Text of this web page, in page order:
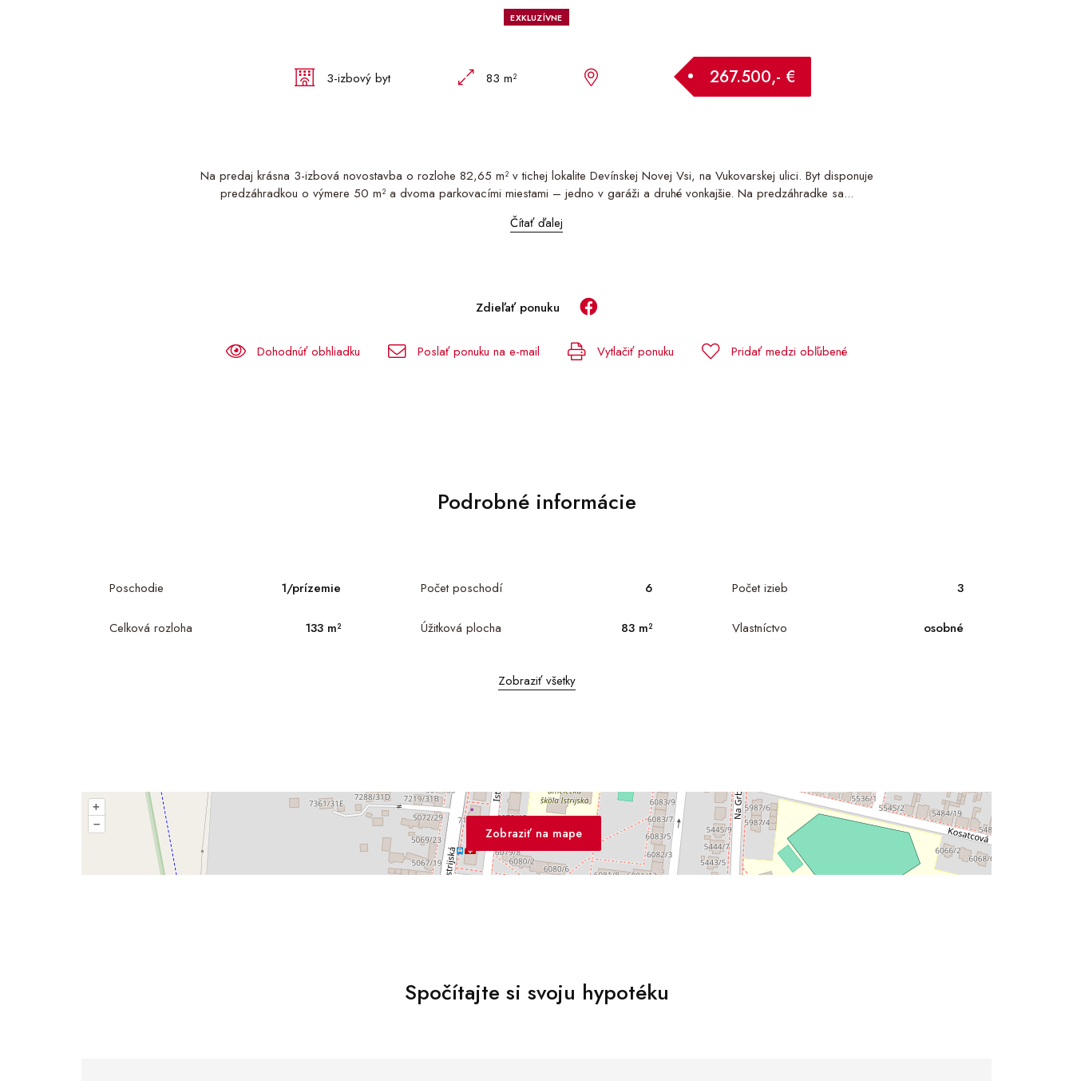
EXKLUZÍVNE
3-izbový byt 83 m² 267.500,- €
Na predaj krásna 3-izbová novostavba o rozlohe 82,65 m² v tichej lokalite Devínskej Novej Vsi, na Vukovarskej ulici. Byt disponuje
predzáhradkou o výmere 50 m² a dvoma parkovacími miestami – jedno v garáži a druhé vonkajšie. Na predzáhradke sa...
Čítať ďalej
Zdieľať ponuku
Dohodnúť obhliadku Poslať ponuku na e-mail Vytlačiť ponuku Pridať medzi obľúbené
Podrobné informácie
Poschodie 1/prízemie Počet poschodí 6 Počet izieb 3
Celková rozloha 133 m² Úžitková plocha 83 m² Vlastníctvo osobné
Zobraziť všetky
Zobraziť na mape
+
–
Spočítajte si svoju hypotéku